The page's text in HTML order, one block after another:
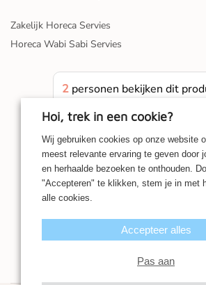
2personen bekijken dit
Zakelijk Horeca Servies
Horeca Wabi Sabi Servies
Hoi, trek in een cookie?
Wij gebruiken cookies op onze website
meest relevante ervaring te geven door
en herhaalde bezoeken te onthouden.
"Accepteren" te klikken, stem je in met
alle cookies.
Pas aan
Accepteer alles